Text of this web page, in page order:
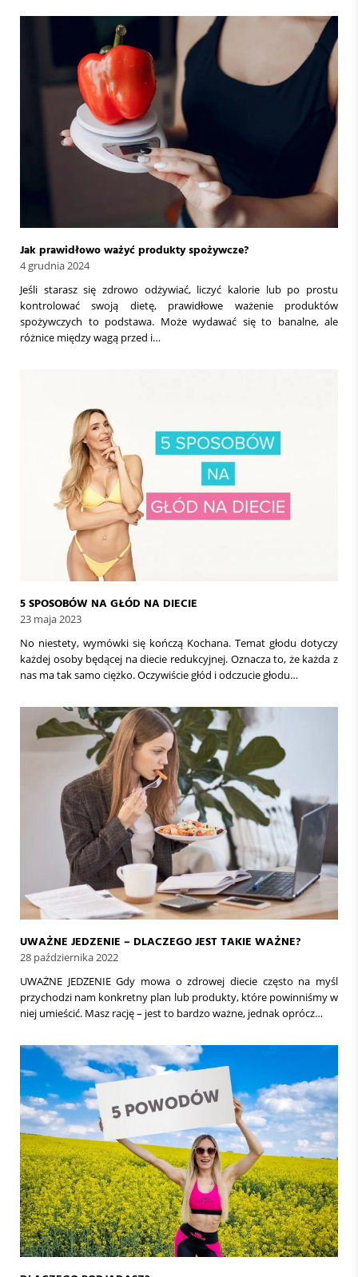
Jak prawidłowo ważyć produkty spożywcze?
4 grudnia 2024
Jeśli starasz się zdrowo odżywiać, liczyć kalorie lub po prostu
kontrolować swoją dietę, prawidłowe ważenie produktów
spożywczych to podstawa. Może wydawać się to banalne, ale
różnice między wagą przed i…
5 SPOSOBÓW NA GŁÓD NA DIECIE
23 maja 2023
No niestety, wymówki się kończą Kochana. Temat głodu dotyczy
każdej osoby będącej na diecie redukcyjnej. Oznacza to, że każda z
nas ma tak samo ciężko. Oczywiście głód i odczucie głodu…
UWAŻNE JEDZENIE – DLACZEGO JEST TAKIE WAŻNE?
28 października 2022
UWAŻNE JEDZENIE Gdy mowa o zdrowej diecie często na myśl
przychodzi nam konkretny plan lub produkty, które powinniśmy w
niej umieścić. Masz rację – jest to bardzo ważne, jednak oprócz…